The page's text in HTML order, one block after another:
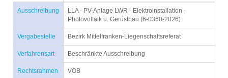
Ausschreibung
LLA - PV-Anlage LWR - Elektroinstallation -
Photovoltaik u. Gerüstbau (6-0360-2026)
Vergabestelle Bezirk Mittelfranken-Liegenschaftsreferat
Verfahrensart Beschränkte Ausschreibung
Rechtsrahmen VOB